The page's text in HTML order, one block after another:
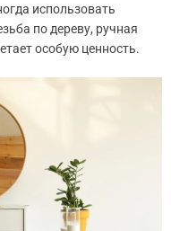
использовать
по дереву, ручная
особую ценность.